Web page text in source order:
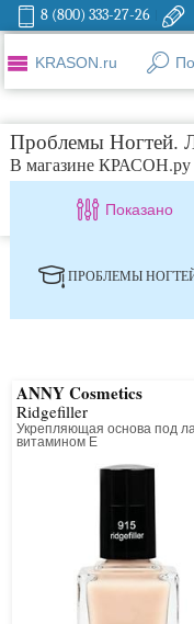
8 (800) 333-27-26
KRASON.ru
Проблемы Ногтей.
В магазине КРАСОН.ру
Показано
ПРОБЛЕМЫ
ANNY Cosmetics
Ridgefiller
Укрепляющая основа под
витамином Е